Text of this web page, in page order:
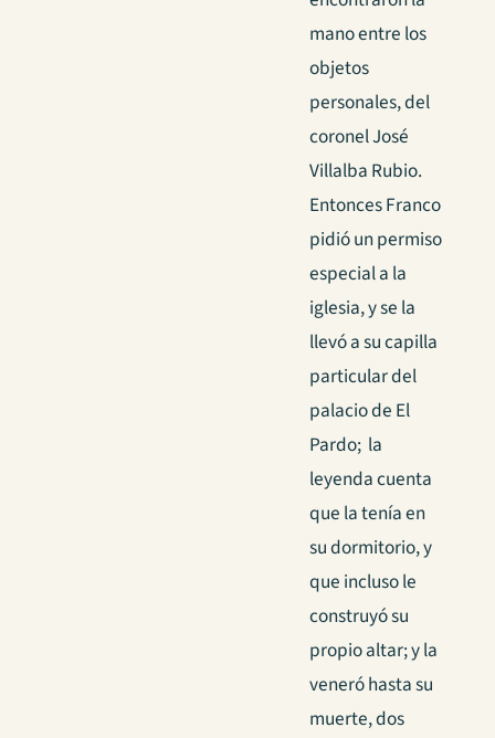
mano entre los
objetos
personales, del
coronel José
Villalba Rubio.
Entonces Franco
pidió un permiso
especial a la
iglesia, y se la
llevó a su capilla
particular del
palacio de El
Pardo; la
leyenda cuenta
que la tenía en
su dormitorio, y
que incluso le
construyó su
propio altar; y la
veneró hasta su
muerte, dos